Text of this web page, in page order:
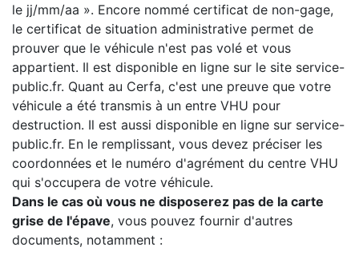
le jj/mm/aa ». Encore nommé certificat de non-gage,
le certificat de situation administrative permet de
prouver que le véhicule n'est pas volé et vous
appartient. Il est disponible en ligne sur le site service-
public.fr. Quant au Cerfa, c'est une preuve que votre
véhicule a été transmis à un entre VHU pour
destruction. Il est aussi disponible en ligne sur service-
public.fr. En le remplissant, vous devez préciser les
coordonnées et le numéro d'agrément du centre VHU
qui s'occupera de votre véhicule.
Dans le cas où vous ne disposerez pas de la carte
grise de l'épave, vous pouvez fournir d'autres
documents, notamment :